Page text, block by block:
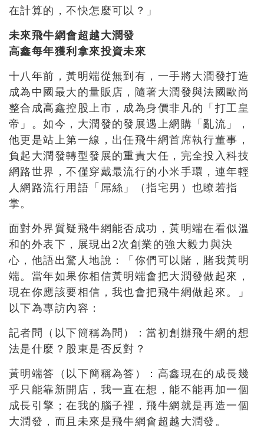
在計算的，不快怎麼可以？」
未來飛牛網會超越大潤發
高鑫每年獲利拿來投資未來
十八年前，黃明端從無到有，一手將大潤發打造
成為中國最大的量販店，隨著大潤發與法國歐尚
整合成高鑫控股上市，成為身價非凡的「打工皇
帝」。如今，大潤發的發展遇上網購「亂流」，
他更是站上第一線，出任飛牛網首席執行董事，
負起大潤發轉型發展的重責大任，完全投入科技
網路世界，不僅穿戴最流行的小米手環，連年輕
人網路流行用語「屌絲」（指宅男）也瞭若指
掌。
面對外界質疑飛牛網能否成功，黃明端在看似溫
和的外表下，展現出2次創業的強大毅力與決
心，他語出驚人地說：「你們可以賭，賭我黃明
端。當年如果你相信黃明端會把大潤發做起來，
現在你應該要相信，我也會把飛牛網做起來。」
以下為專訪內容：
記者問（以下簡稱為問）：當初創辦飛牛網的想
法是什麼？股東是否反對？
黃明端答（以下簡稱為答）：高鑫現在的成長幾
乎只能靠新開店，我一直在想，能不能再加一個
成長引擎；在我的腦子裡，飛牛網就是再造一個
大潤發，而且未來是飛牛網會超越大潤發。